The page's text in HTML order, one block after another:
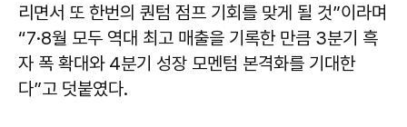
리면서 또 한번의 퀀텀 점프 기회를 맞게 될 것”이라며
“7·8월 모두 역대 최고 매출을 기록한 만큼 3분기 흑
자 폭 확대와 4분기 성장 모멘텀 본격화를 기대한
다”고 덧붙였다.